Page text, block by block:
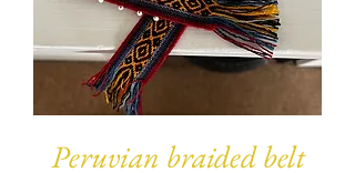
Peruvian braided belt